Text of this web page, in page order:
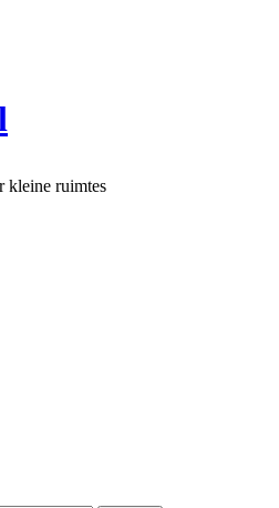
kleine ruimtes